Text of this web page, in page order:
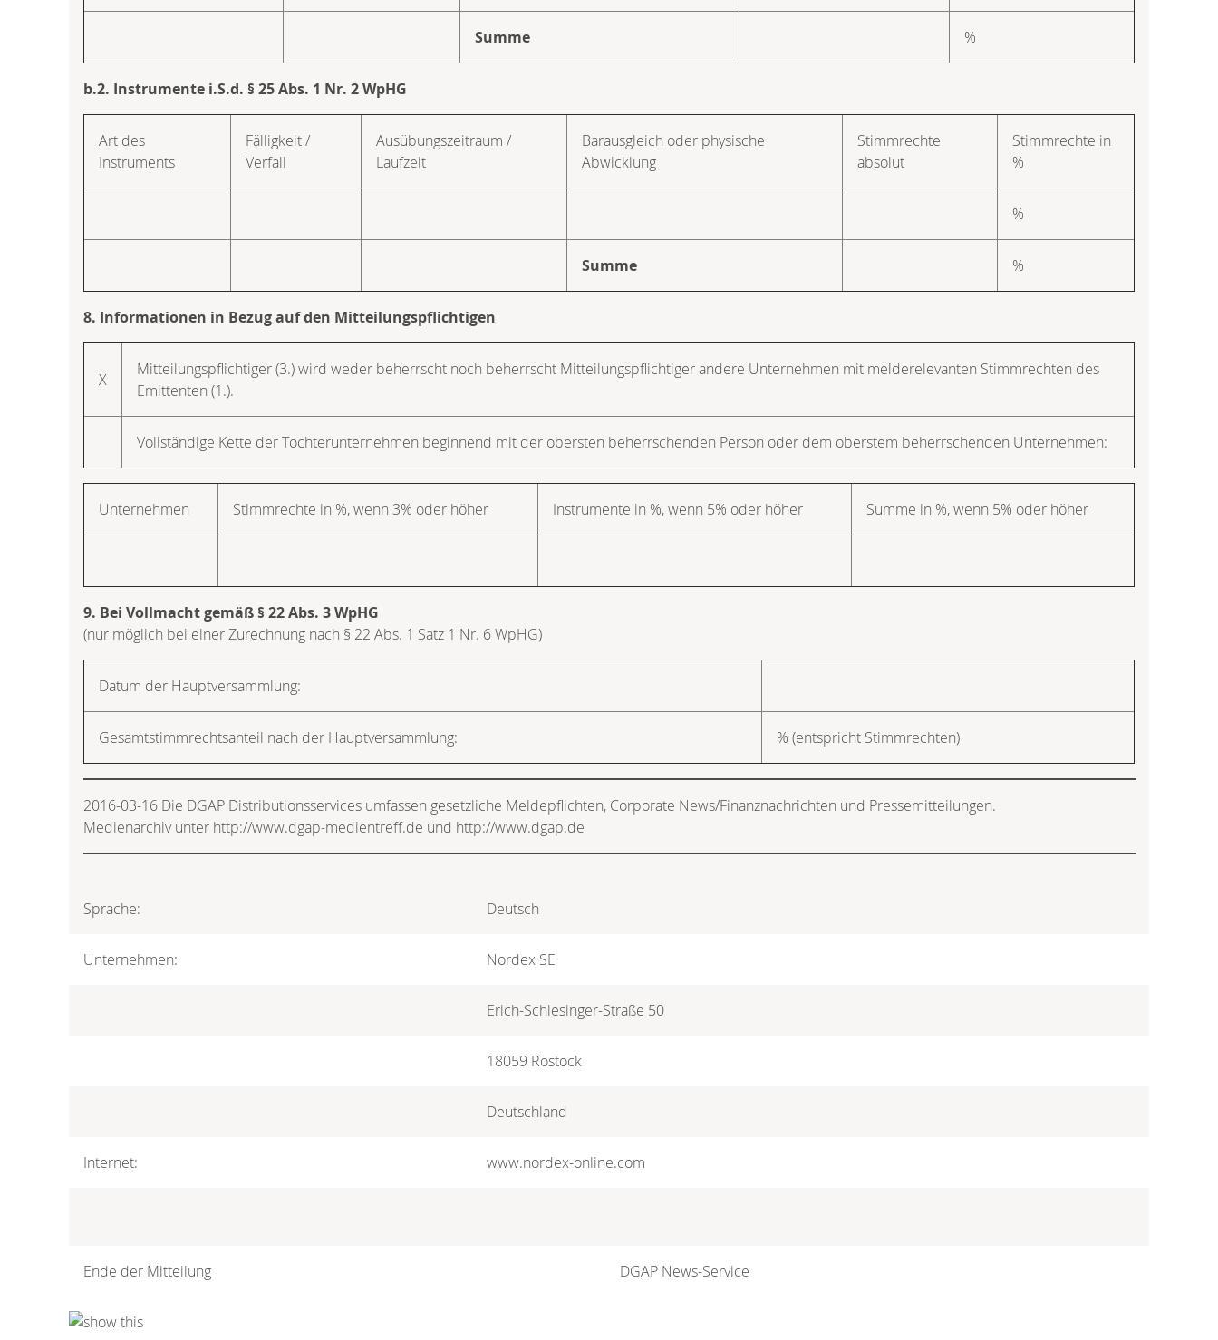
Summe %
b.2. Instrumente i.S.d. § 25 Abs. 1 Nr. 2 WpHG
Art des
Instruments
Fälligkeit /
Verfall
Ausübungs­zeitraum /
Laufzeit
Barausgleich oder physische
Abwicklung
Stimmrechte
absolut
Stimmrechte in
%
%
Summe %
8. Informationen in Bezug auf den Mitteilungspflichtigen
X
Mitteilungspflichtiger (3.) wird weder beherrscht noch beherrscht Mitteilungspflichtiger andere Unternehmen mit melderelevanten Stimmrechten des
Emittenten (1.).
Vollständige Kette der Tochterunternehmen beginnend mit der obersten beherrschenden Person oder dem oberstem beherrschenden Unternehmen:
Unternehmen Stimmrechte in %, wenn 3% oder höher Instrumente in %, wenn 5% oder höher Summe in %, wenn 5% oder höher
9. Bei Vollmacht gemäß § 22 Abs. 3 WpHG
(nur möglich bei einer Zurechnung nach § 22 Abs. 1 Satz 1 Nr. 6 WpHG)
Datum der Hauptversammlung:
Gesamtstimmrechtsanteil nach der Hauptversammlung: % (entspricht Stimmrechten)
2016-03-16 Die DGAP Distributionsservices umfassen gesetzliche Meldepflichten, Corporate News/Finanznachrichten und Pressemitteilungen.
Medienarchiv unter http://www.dgap-medientreff.de und http://www.dgap.de
Sprache: Deutsch
Unternehmen: Nordex SE
Erich-Schlesinger-Straße 50
18059 Rostock
Deutschland
Internet: www.nordex-online.com
Ende der Mitteilung DGAP News-Service